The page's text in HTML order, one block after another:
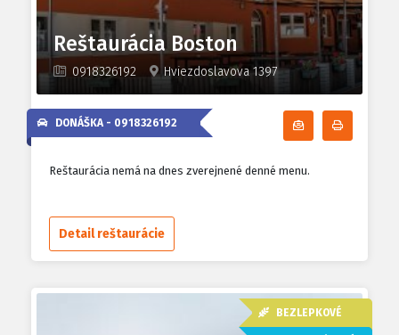
Reštaurácia Boston
0918326192 Hviezdoslavova 1397
Odoberať
DONÁŠKA - 0918326192
Reštaurácia nemá na dnes zverejnené denné menu.
Detail reštaurácie
BEZLEPKOVÉ